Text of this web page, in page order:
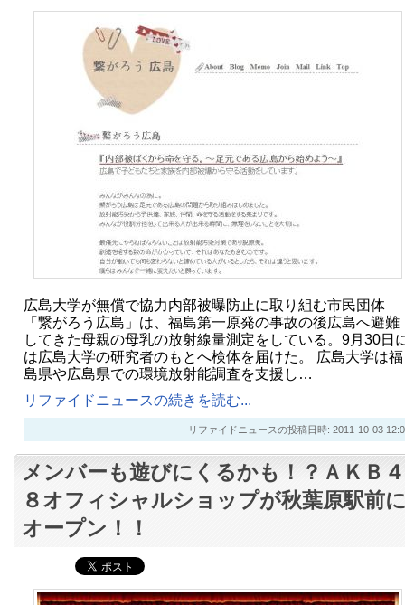
広島大学が無償で協力内部被曝防止に取り組む市民団体
「繋がろう広島」は、福島第一原発の事故の後広島へ避難
してきた母親の母乳の放射線量測定をしている。9月30日
は広島大学の研究者のもとへ検体を届けた。 広島大学は福
島県や広島県での環境放射能調査を支援し…
リファイドニュースの続きを読む...
リファイドニュースの投稿日時: 2011-10-03
メンバーも遊びにくるかも！？ＡＫＢ４
８オフィシャルショップが秋葉原駅前
オープン！！